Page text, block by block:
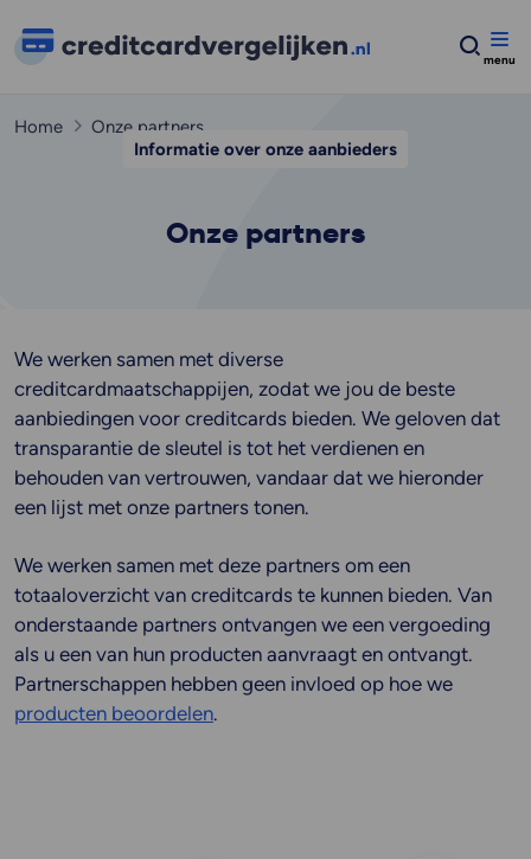
Home
Onze partners
Informatie over onze aanbieders
Onze partners
We werken samen met diverse
creditcardmaatschappijen, zodat we jou de beste
aanbiedingen voor creditcards bieden. We geloven dat
transparantie de sleutel is tot het verdienen en
behouden van vertrouwen, vandaar dat we hieronder
een lijst met onze partners tonen.
We werken samen met deze partners om een
totaaloverzicht van creditcards te kunnen bieden. Van
onderstaande partners ontvangen we een vergoeding
als u een van hun producten aanvraagt ​​en ontvangt.
Partnerschappen hebben geen invloed op hoe we
producten beoordelen.